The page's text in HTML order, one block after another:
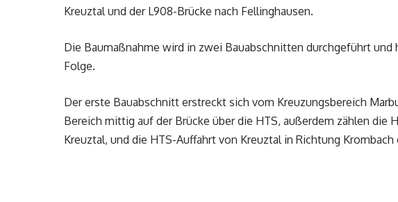
Kreuztal und der L908-Brücke nach Fellinghausen.
Die Baumaßnahme wird in zwei Bauabschnitten durchgeführt
Folge.
Der erste Bauabschnitt erstreckt sich vom Kreuzungsbereich
Bereich mittig auf der Brücke über die HTS, außerdem zählen die
Kreuztal, und die HTS-Auffahrt von Kreuztal in Richtung Krombach